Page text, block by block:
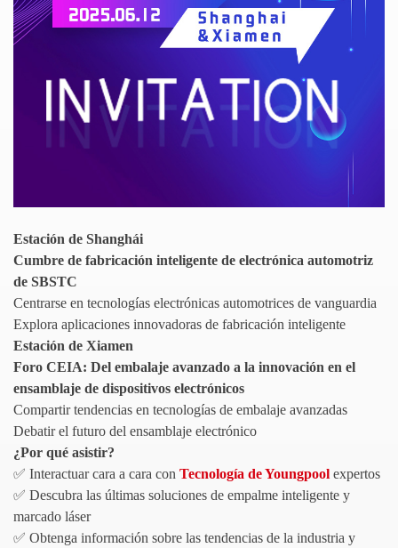
Estación de Shanghái
Cumbre de fabricación inteligente de electrónica automotriz
de SBSTC
Centrarse en tecnologías electrónicas automotrices de vanguardia
Explora aplicaciones innovadoras de fabricación inteligente
Estación de Xiamen
Foro CEIA: Del embalaje avanzado a la innovación en el
ensamblaje de dispositivos electrónicos
Compartir tendencias en tecnologías de embalaje avanzadas
Debatir el futuro del ensamblaje electrónico
¿Por qué asistir?
✅ Interactuar cara a cara con Tecnología de Youngpool expertos
✅ Descubra las últimas soluciones de empalme inteligente y
marcado láser
✅ Obtenga información sobre las tendencias de la industria y